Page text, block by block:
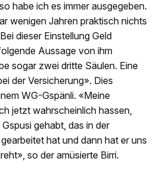
habe ich es immer ausgegeben.
wenigen Jahren praktisch nichts
dieser Einstellung Geld
Aussage von ihm
sogar zwei dritte Säulen. Eine
der Versicherung». Dies
WG-Gspänli. «Meine
jetzt wahrscheinlich hassen,
gehabt, das in der
hat und dann hat er uns
so der amüsierte Birri.